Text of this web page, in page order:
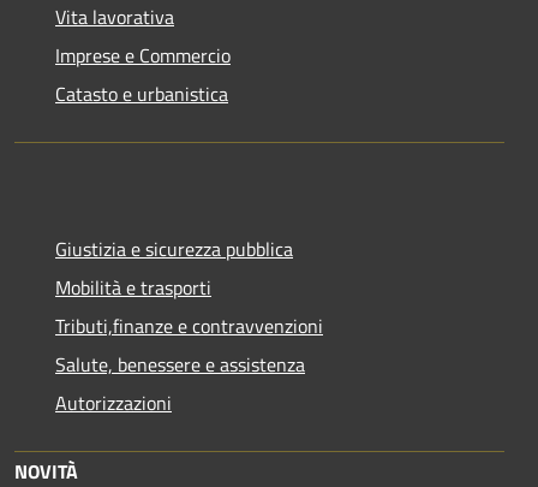
Vita lavorativa
Imprese e Commercio
Catasto e urbanistica
Giustizia e sicurezza pubblica
Mobilità e trasporti
Tributi,finanze e contravvenzioni
Salute, benessere e assistenza
Autorizzazioni
NOVITÀ